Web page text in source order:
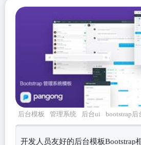
后台模板 管理系统 后台ui bootstrap后
开发人员友好的后台模板Bootstrap